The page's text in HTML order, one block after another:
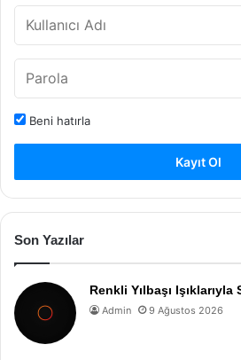
Beni hatırla
Kayıt Ol
Son Yazılar
Renkli Yılbaşı
Admin 9 Ağustos 2026